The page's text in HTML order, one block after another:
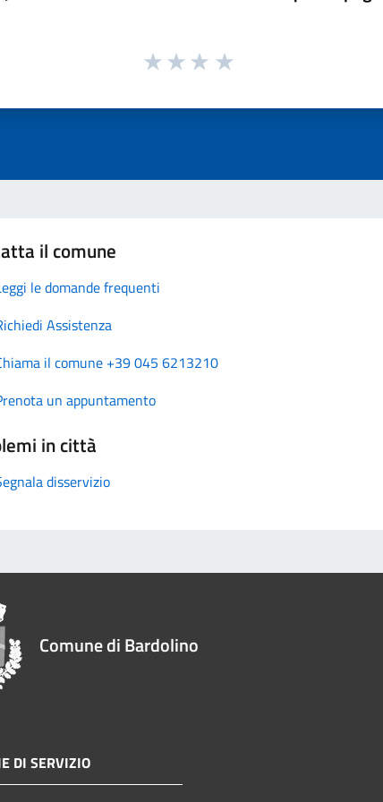
il comune
le domande frequenti
Assistenza
il comune +39 045 6213210
un appuntamento
in città
disservizio
Comune di Bardolino
DI SERVIZIO